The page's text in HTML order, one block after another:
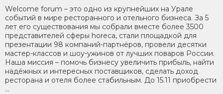
Welcome forum – это одно из крупнейших на Урале
событий в мире ресторанного и отельного бизнеса. За 5
лет его существования мы собрали вместе более 3500
представителей сферы horeca, стали площадкой для
презентации 98 компаний-партнёров, провели десятки
мастер-классов и шоу-ужинов от лучших поваров России.
Наша миссия – помочь бизнесу увеличить прибыль, найти
надёжных и интересных поставщиков, сделать доход
ресторана и отеля более стабильным. До 15.11 приобрести
...